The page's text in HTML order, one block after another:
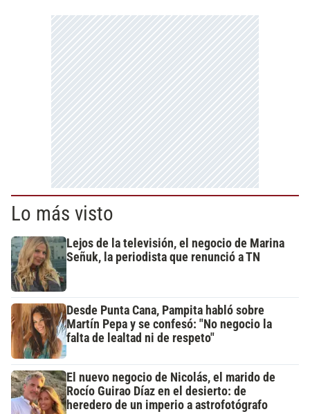
Lo más visto
Lejos de la televisión, el negocio de Marina
Señuk, la periodista que renunció a TN
Desde Punta Cana, Pampita habló sobre
Martín Pepa y se confesó: "No negocio la
falta de lealtad ni de respeto"
El nuevo negocio de Nicolás, el marido de
Rocío Guirao Díaz en el desierto: de
heredero de un imperio a astrofotógrafo